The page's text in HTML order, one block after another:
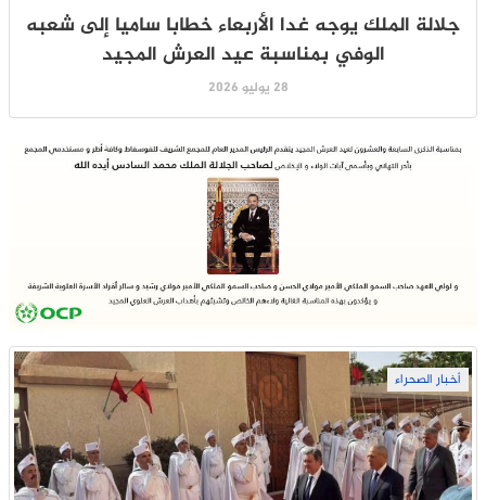
جلالة الملك يوجه غدا الأربعاء خطابا ساميا إلى شعبه
الوفي بمناسبة عيد العرش المجيد
28 يوليو 2026
أخبار الصحراء